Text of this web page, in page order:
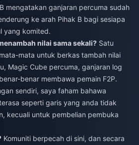
mengatakan ganjaran percuma sudah
ke arah Pihak B bagi sesiapa
yang komited.
nilai sama sekali? Satu
mata untuk berkas tambah nilai
Magic Cube percuma, ganjaran log
benar membawa pemain F2P.
sendiri, saya faham bahawa
seperti garis yang anda tidak
kecuali untuk pembelian pembuka
Komuniti berpecah di sini, dan secara